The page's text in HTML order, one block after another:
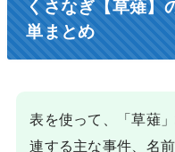
くさなぎ【草薙】
単まとめ
表を使って、「草薙
連する主な事件、名